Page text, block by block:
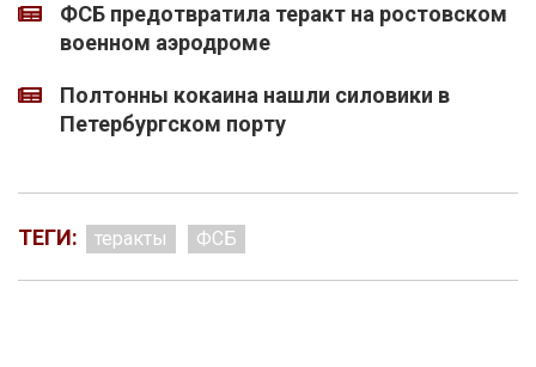
ФСБ предотвратила теракт на ростовском
военном аэродроме
Полтонны кокаина нашли силовики в
Петербургском порту
ТЕГИ: теракты ФСБ